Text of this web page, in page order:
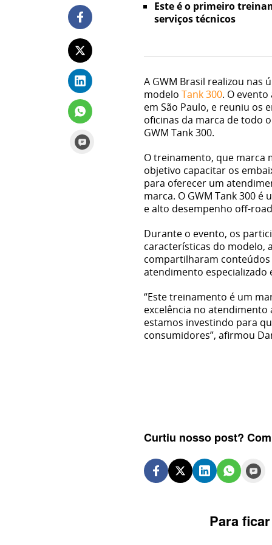
Copiloto
Ford
Oficina
Este é o primeiro
serviços técnicos
A GWM Brasil realizou
modelo Tank 300. O evento
em São Paulo, e reuniu os
oficinas da marca de todo
GWM Tank 300.
O treinamento, que marca
objetivo capacitar os
para oferecer um
marca. O GWM Tank 300
e alto desempenho off-
Durante o evento, os
características do modelo,
compartilharam conteúdos
atendimento especializado
“Este treinamento é um
excelência no atendimento
estamos investindo para
consumidores”, afirmou
Curtiu nosso post?
Para